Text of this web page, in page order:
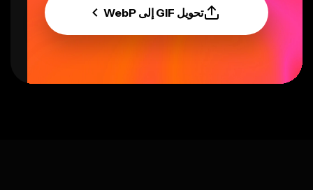
تحويل GIF إلى WebP